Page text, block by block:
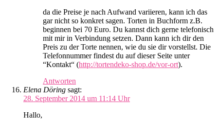
da die Preise je nach Aufwand variieren, kann ich das
gar nicht so konkret sagen. Torten in Buchform z.B.
beginnen bei 70 Euro. Du kannst dich gerne telefonisch
mit mir in Verbindung setzen. Dann kann ich dir den
Preis zu der Torte nennen, wie du sie dir vorstellst. Die
Telefonnummer findest du auf dieser Seite unter
“Kontakt“ (http://tortendeko-shop.de/vor-ort).
Antworten
Elena Döring sagt:
28. September 2014 um 11:14 Uhr
Hallo,